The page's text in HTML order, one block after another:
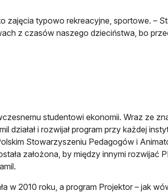
zajęcia typowo rekreacyjne, sportowe. –
z czasów naszego dzieciństwa, bo
studentowi ekonomii. Wraz ze
działał i rozwijał program przy każdej
Stowarzyszeniu Pedagogów i
założona, by między innymi rozwijać
w 2010 roku, a program Projektor – jak